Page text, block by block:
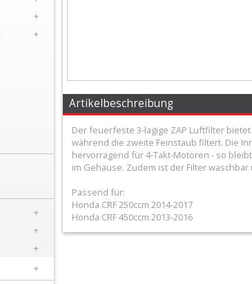
+
+
+
+
+
+
Artikelbeschreibung
Der feuerfeste 3-lagige ZAP Luftfilter
während die zweite Feinstaub filtert. Die
hervorragend für 4-Takt-Motoren - so
im Gehäuse. Zudem ist der Filter
Passend für:
Honda CRF 250ccm 2014-2017
Honda CRF 450ccm 2013-2016